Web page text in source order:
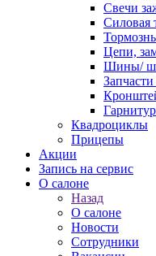
Свечи
Силовая
Цепи,
Шины/
Квадроциклы
Прицепы
Акции
Запись на сервис
О салоне
Назад
О салоне
Новости
Сотрудники